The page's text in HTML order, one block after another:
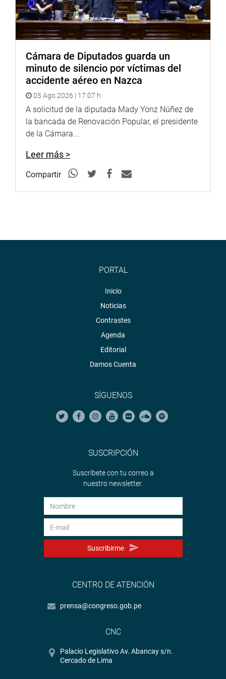
Cámara de Diputados guarda un
minuto de silencio por víctimas del
accidente aéreo en Nazca
05 Ago 2026 | 17:07 h
A solicitud de la diputada Mady Yonz Núñez de
la bancada de Renovación Popular, el presidente
de la Cámara...
Leer más >
Compartir
PORTAL
Inicio
Noticias
Contrastes
Agenda
Editorial
Damos Cuenta
SÍGUENOS
SUSCRIPCIÓN
Suscríbete con tu correo a
nuestro newsletter.
Suscribirme
CENTRO DE ATENCIÓN
prensa@congreso.gob.pe
CNC
Palacio Legislativo Av. Abancay s/n.
Cercado de Lima